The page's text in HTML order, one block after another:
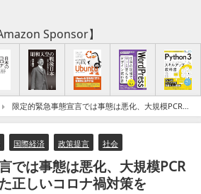
Sponsor】
限定的緊急事態宣言では事態は悪化、大規模PCR検
対策を
国際経済 政策提言 社会
では事態は悪化、大規模PCR
正しいコロナ禍対策を